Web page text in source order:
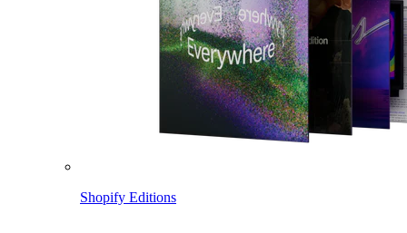
Shopify Editions